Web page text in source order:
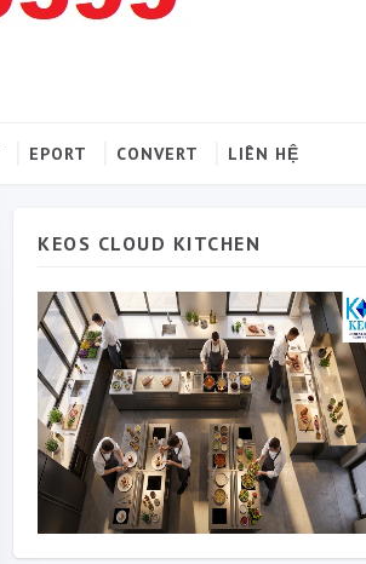
EPORT CONVERT LIÊN HỆ
KEOS CLOUD KITCHEN